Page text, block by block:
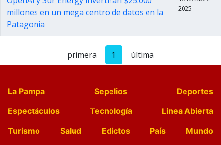
millones en un mega centro de datos en la
Patagonia
2025
primera 1 última
La Pampa Sepelios
Deportes
Espectáculos
Tecnología
Linea Abierta
Turismo
Salud Edictos País
Mundo